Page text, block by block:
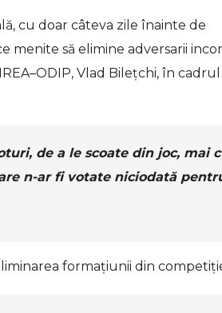
cu doar câteva zile înainte de
menite să elimine adversarii
Vlad Bilețchi, în cadrul
de a le scoate din joc, mai
n-ar fi votate niciodată
formațiunii din